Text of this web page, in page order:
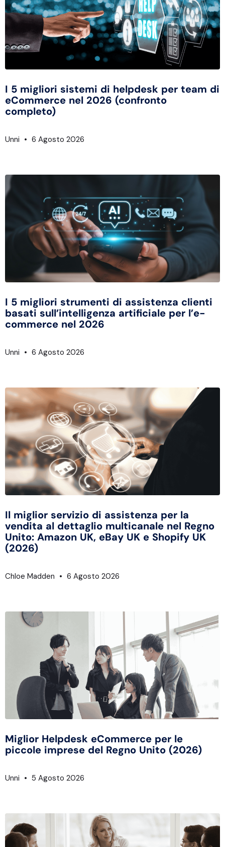
I 5 migliori sistemi di helpdesk per team di
eCommerce nel 2026 (confronto
completo)
Unni 6 Agosto 2026
I 5 migliori strumenti di assistenza clienti
basati sull’intelligenza artificiale per l’e-
commerce nel 2026
Unni 6 Agosto 2026
Il miglior servizio di assistenza per la
vendita al dettaglio multicanale nel Regno
Unito: Amazon UK, eBay UK e Shopify UK
(2026)
Chloe Madden 6 Agosto 2026
Miglior Helpdesk eCommerce per le
piccole imprese del Regno Unito (2026)
Unni 5 Agosto 2026